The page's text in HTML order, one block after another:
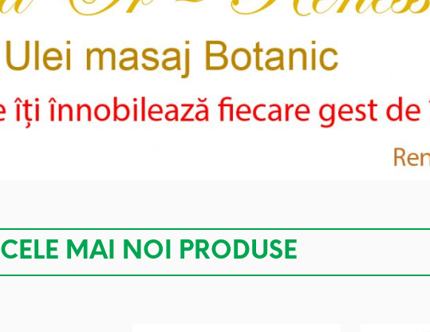
CELE MAI NOI PRODUSE